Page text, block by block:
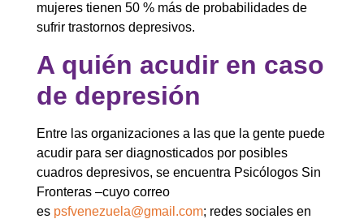
mujeres tienen 50 % más de probabilidades de
sufrir trastornos depresivos.
A quién acudir en caso
de depresión
Entre las organizaciones a las que la gente puede
acudir para ser diagnosticados por posibles
cuadros depresivos, se encuentra Psicólogos Sin
Fronteras –cuyo correo
es psfvenezuela@gmail.com; redes sociales en